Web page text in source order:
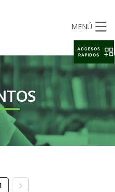
MENÚ
ACCESOS
RAPIDOS